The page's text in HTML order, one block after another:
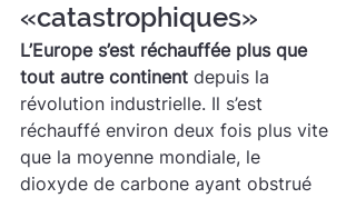
«catastrophiques»
L’Europe s’est réchauffée plus que
tout autre continent depuis la
révolution industrielle. Il s’est
réchauffé environ deux fois plus vite
que la moyenne mondiale, le
dioxyde de carbone ayant obstrué